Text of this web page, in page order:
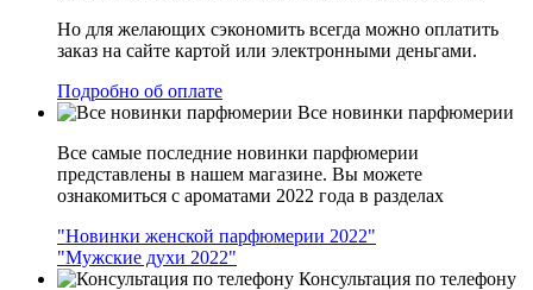
Но для желающих сэкономить всегда можно оплатить
заказ на сайте картой или электронными деньгами.
Подробно об оплате
Все новинки парфюмерии
Все самые последние новинки парфюмерии
представлены в нашем магазине. Вы можете
ознакомиться с ароматами 2022 года в разделах
"Новинки женской парфюмерии 2022"
"Мужские духи 2022"
Консультация по телефону